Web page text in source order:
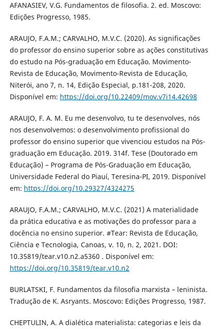
AFANASIEV, V.G. Fundamentos de filosofia. 2. ed. Moscovo:
Edições Progresso, 1985.
ARAUJO, F.A.M.; CARVALHO, M.V.C. (2020). As significações
do professor do ensino superior sobre as ações constitutivas
do estudo na Pós-graduação em Educação. Movimento-
Revista de Educação, Movimento-Revista de Educação,
Niterói, ano 7, n. 14, Edição Especial, p.181-208, 2020.
Disponível em: https://doi.org/10.22409/mov.v7i14.42698
ARAUJO, F. A. M. Eu me desenvolvo, tu te desenvolves, nós
nos desenvolvemos: o desenvolvimento profissional do
professor do ensino superior que vivenciou estudos na Pós-
graduação em Educação. 2019. 314f. Tese (Doutorado em
Educação) – Programa de Pós-Graduação em Educação,
Universidade Federal do Piauí, Teresina-PI, 2019. Disponível
em: https://doi.org/10.29327/4324275
ARAUJO, F.A.M.; CARVALHO, M.V.C. (2021) A materialidade
da prática educativa e as motivações do professor para a
docência no ensino superior. #Tear: Revista de Educação,
Ciência e Tecnologia, Canoas, v. 10, n. 2, 2021. DOI:
10.35819/tear.v10.n2.a5360 . Disponível em:
https://doi.org/10.35819/tear.v10.n2
BURLATSKI, F. Fundamentos da filosofia marxista – leninista.
Tradução de K. Asryants. Moscovo: Edições Progresso, 1987.
CHEPTULIN, A. A dialética materialista: categorias e leis da